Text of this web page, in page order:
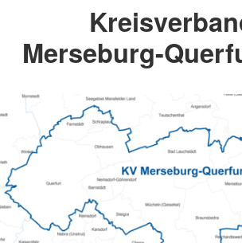
Merseburg-